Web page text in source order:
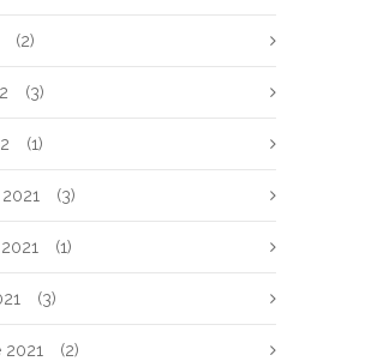
(2)
(3)
(1)
(3)
(1)
(3)
(2)